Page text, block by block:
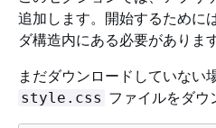
追加します。開始するために
ダ構造内にある必要があります
まだダウンロードしていない
style.css ファイルをダウ